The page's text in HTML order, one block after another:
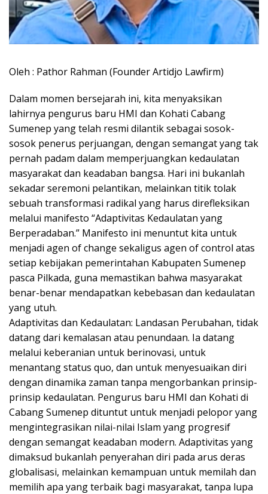
Oleh : Pathor Rahman (Founder Artidjo Lawfirm)
Dalam momen bersejarah ini, kita menyaksikan
lahirnya pengurus baru HMI dan Kohati Cabang
Sumenep yang telah resmi dilantik sebagai sosok-
sosok penerus perjuangan, dengan semangat yang tak
pernah padam dalam memperjuangkan kedaulatan
masyarakat dan keadaban bangsa. Hari ini bukanlah
sekadar seremoni pelantikan, melainkan titik tolak
sebuah transformasi radikal yang harus direfleksikan
melalui manifesto “Adaptivitas Kedaulatan yang
Berperadaban.” Manifesto ini menuntut kita untuk
menjadi agen of change sekaligus agen of control atas
setiap kebijakan pemerintahan Kabupaten Sumenep
pasca Pilkada, guna memastikan bahwa masyarakat
benar-benar mendapatkan kebebasan dan kedaulatan
yang utuh.
Adaptivitas dan Kedaulatan: Landasan Perubahan, tidak
datang dari kemalasan atau penundaan. Ia datang
melalui keberanian untuk berinovasi, untuk
menantang status quo, dan untuk menyesuaikan diri
dengan dinamika zaman tanpa mengorbankan prinsip-
prinsip kedaulatan. Pengurus baru HMI dan Kohati di
Cabang Sumenep dituntut untuk menjadi pelopor yang
mengintegrasikan nilai-nilai Islam yang progresif
dengan semangat keadaban modern. Adaptivitas yang
dimaksud bukanlah penyerahan diri pada arus deras
globalisasi, melainkan kemampuan untuk memilah dan
memilih apa yang terbaik bagi masyarakat, tanpa lupa